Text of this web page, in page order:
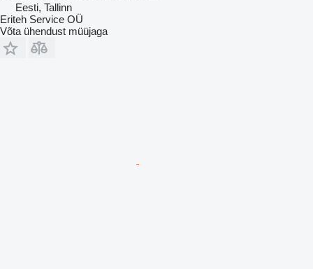
Eesti, Tallinn
Eriteh Service OÜ
Võta ühendust müüjaga